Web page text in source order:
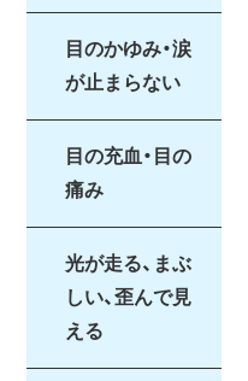
目のかゆみ・涙
が止まらない
目の充血・目の
痛み
光が走る、まぶ
しい、歪んで見
える